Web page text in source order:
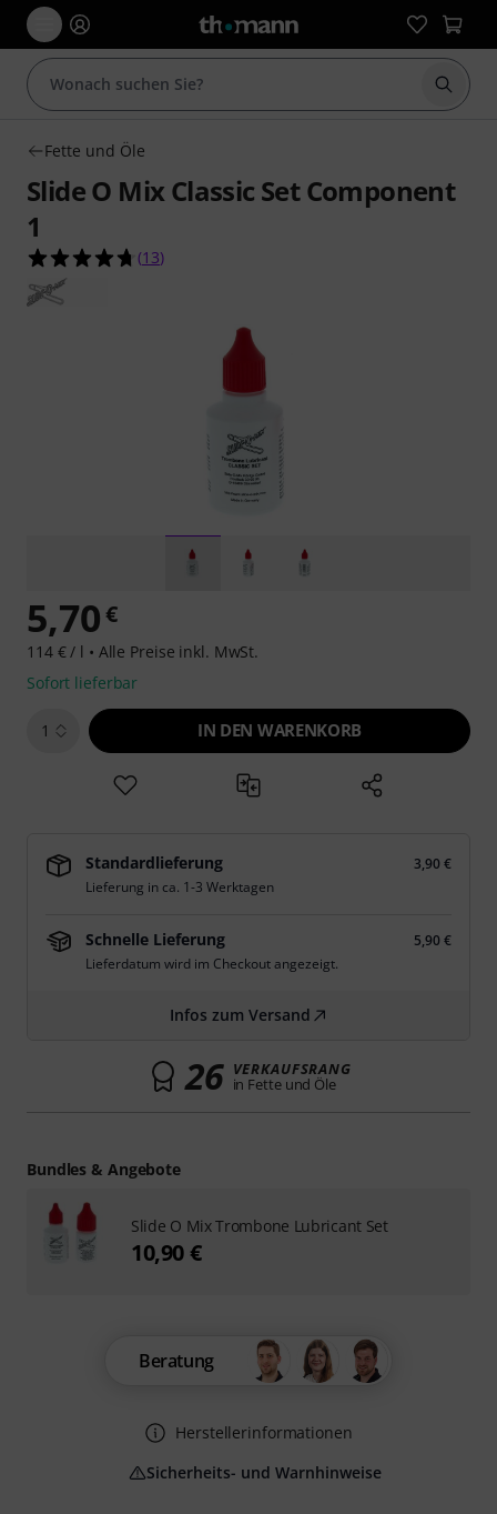
Suche
Fette und Öle
Slide O Mix Classic Set Component
1
4.7 von 5 Sternen aus 13 Kundenbewertungen
(13)
5,70€
114 € / l • Alle Preise inkl. MwSt.
Sofort lieferbar
1 IN DEN WARENKORB
Standardlieferung
3,90 €
Lieferung in ca. 1-3 Werktagen
Schnelle Lieferung
5,90 €
Lieferdatum wird im Checkout angezeigt.
Infos zum Versand
26 VERKAUFSRANG
in Fette und Öle
Beratung
Herstellerinformationen
Sicherheits- und Warnhinweise
Bundles & Angebote
Slide O Mix Trombone Lubricant Set
10,90 €